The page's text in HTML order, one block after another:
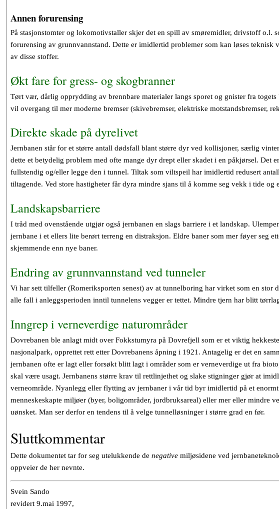
Annen forurensing
På stasjonstomter og lokomotivstaller skjer det en spill av smøremidler, drivstoff o.l.
forurensing av grunnvannstand. Dette er imidlertid problemer som kan løses
av disse stoffer.
Økt fare for gress- og skogbranner
Tørt vær, dårlig opprydding av brennbare materialer langs sporet og gnister fra
vil overgang til mer moderne bremser (skivebremser, elektriske motstandsbremser,
Direkte skade på dyrelivet
Jernbanen står for et større antall dødsfall blant større dyr ved kollisjoner, særlig
dette et betydelig problem med ofte mange dyr drept eller skadet i en påkjørsel. Det
fullstendig og/eller legge den i tunnel. Tiltak som viltspeil har imidlertid redusert
tiltagende. Ved store hastigheter får dyra mindre sjans til å komme seg vekk i tide
Landskapsbarriere
I tråd med ovenstående utgjør også jernbanen en slags barriere i et landskap.
jernbane i et ellers lite berørt terreng en distraksjon. Eldre baner som mer føyer seg
skjemmende enn nye baner.
Endring av grunnvannstand ved tunneler
Vi har sett tilfeller (Romeriksporten senest) av at tunnelboring har virket som en stor
alle fall i anleggsperioden inntil tunnelens vegger er tettet. Mindre tjern har blitt
Inngrep i verneverdige naturområder
Dovrebanen ble anlagt midt over Fokkstumyra på Dovrefjell som er et viktig
nasjonalpark, opprettet rett etter Dovrebanens åpning i 1921. Antagelig er det en
jernbanen ofte er lagt eller forsøkt blitt lagt i områder som er verneverdige ut fra
skal være usagt. Jernbanens større krav til rettlinjethet og slake stigninger gjør at
verneområde. Nyanlegg eller flytting av jernbaner i vår tid byr imidlertid på et
menneskeskapte miljøer (byer, boligområder, jordbruksareal) eller mer eller mindre
uønsket. Man ser derfor en tendens til å velge tunnelløsninger i større grad en før.
Sluttkommentar
Dette dokumentet tar for seg utelukkende de negativemiljøsidene ved
oppveier de her nevnte.
Svein Sando
revidert 9.mai 1997,